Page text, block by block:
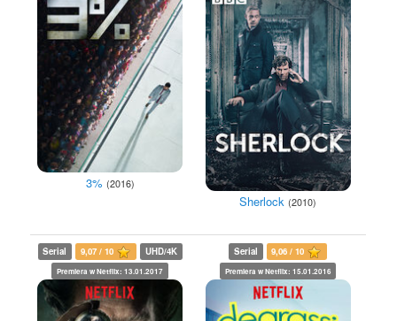
3% (2016)
Sherlock (2010)
Serial 9,07 / 10 UHD/4K
Premiera w Netflix: 13.01.2017
Serial 9,06 / 10
Premiera w Netflix: 15.01.2016